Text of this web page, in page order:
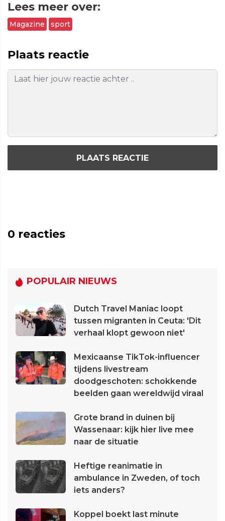
Lees meer over:
Magazine sport
Plaats reactie
PLAATS REACTIE
0 reacties
POPULAIR NIEUWS
Dutch Travel Maniac loopt
tussen migranten in Ceuta: 'Dit
verhaal klopt gewoon niet'
Mexicaanse TikTok-influencer
tijdens livestream
doodgeschoten: schokkende
beelden gaan wereldwijd viraal
Grote brand in duinen bij
Wassenaar: kijk hier live mee
naar de situatie
Heftige reanimatie in
ambulance in Zweden, of toch
iets anders?
Koppel boekt last minute